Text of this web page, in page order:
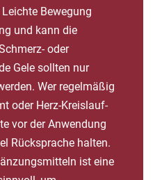
Bewegung
und kann die
oder
Gele sollten nur
Wer regelmäßig
oder Herz-Kreislauf-
vor der Anwendung
Rücksprache halten.
ist eine